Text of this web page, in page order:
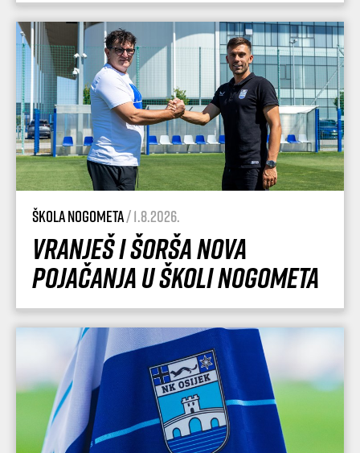
Škola nogometa/ 1.8.2026.
Vranješ i Šorša nova
pojačanja u Školi nogometa